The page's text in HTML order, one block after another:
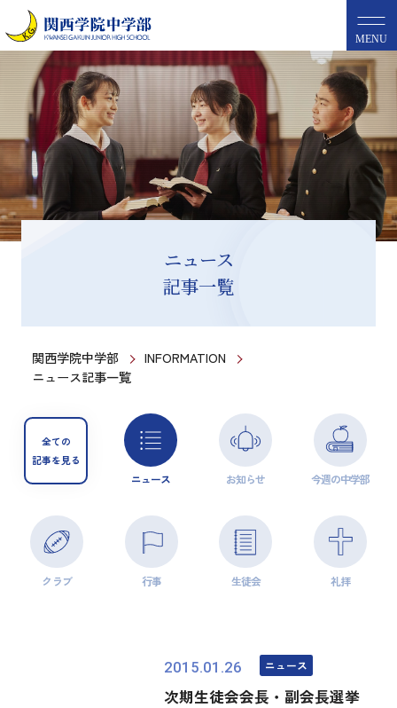
MENU
ニュース
記事一覧
関西学院中学部
INFORMATION
ニュース記事一覧
全ての
記事を見る
ニュース お知らせ 今週の中学部
クラブ 行事 生徒会 礼拝
2015.01.26 ニュース
次期生徒会会長・副会長選挙